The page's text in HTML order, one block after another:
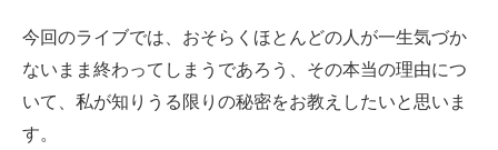
今回のライブでは、おそらくほとんどの人が一生気づか
ないまま終わってしまうであろう、その本当の理由につ
いて、私が知りうる限りの秘密をお教えしたいと思いま
す。